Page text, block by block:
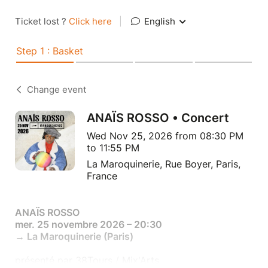
Ticket lost ? Click here English
Step 1 : Basket
Change event
ANAÏS ROSSO • Concert
Wed Nov 25, 2026 from 08:30 PM
to 11:55 PM
La Maroquinerie, Rue Boyer, Paris,
France
ANAÏS ROSSO
mer. 25 novembre 2026 – 20:30
→ La Maroquinerie (Paris)